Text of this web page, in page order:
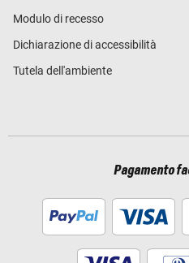
Modulo di recesso
Dichiarazione di accessibilità
Tutela dell'ambiente
Pagamento